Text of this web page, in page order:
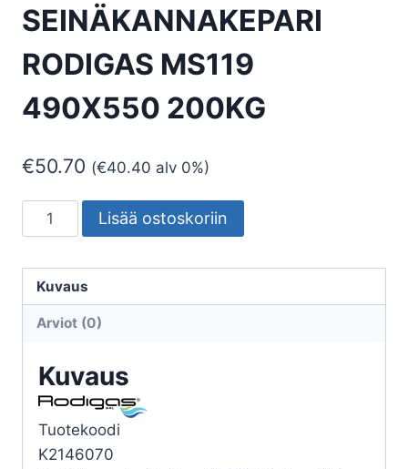
SEINÄKANNAKEPARI
RODIGAS MS119
490X550 200KG
€50.70 (€40.40 alv 0%)
SEINÄKANNAKEPARI
RODIGAS
490X550
200KG
määrä
Lisää ostoskoriin
Kuvaus
Arviot (0)
Kuvaus
Tuotekoodi
K2146070